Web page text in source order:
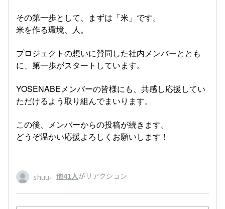
その第一歩として、まずは「米」です。
米を作る環境、人。
プロジェクトの想いに賛同した社内メンバーととも
に、第一歩がスタートしています。
YOSENABEメンバーの皆様にも、共感し応援してい
ただけるよう取り組んでまいります。
この後、メンバーからの投稿が続きます。
どうぞ温かい応援よろしくお願いします！
shuu、 他41人がリアクション